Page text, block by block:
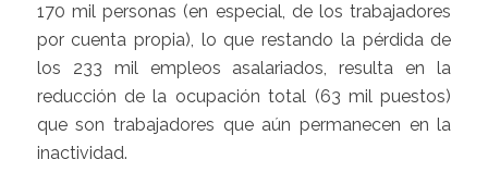
170 mil personas (en especial, de los trabajadores
por cuenta propia), lo que restando la pérdida de
los 233 mil empleos asalariados, resulta en la
reducción de la ocupación total (63 mil puestos)
que son trabajadores que aún permanecen en la
inactividad.